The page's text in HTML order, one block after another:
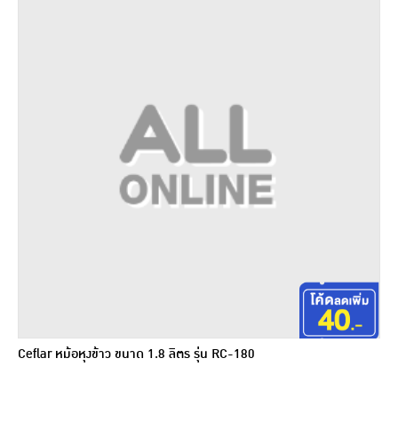
Ceflar หม้อหุงข้าว ขนาด 1.8 ลิตร รุ่น RC-180